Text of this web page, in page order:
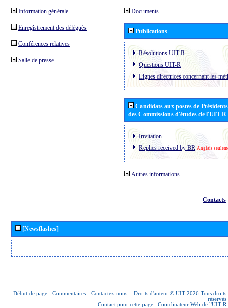
Information générale
Enregistrement des délégués
Conférences relatives
Salle de presse
Documents
Publications
Résolutions UIT-R
Questions UIT-R
Lignes directrices concernant les
Candidats aux postes de
des Commissions d'études de l'UIT-
Invitation
Replies received by BR Anglais
Autres informations
Contacts
[Newsflashes]
Début de page - Commentaires - Contactez-nous - Droits d'auteur © UIT 2026 Tous droits
réservés
Contact pour cette page : Coordinateur Web de l'UIT-R